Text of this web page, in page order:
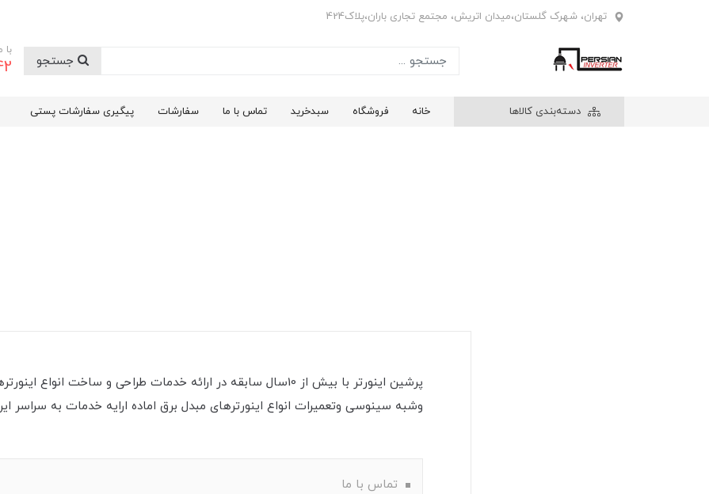
تهران، شهرک گلستان،میدان اتریش، مجتمع تجاری باران،پلاک424
با
دسته‌بندی کالاها خانه فروشگاه سبدخرید تماس با ما سفارشات پیگیری سفارشات پستی
پرشین اینورتر با بیش از 10سال سابقه در ارائه خدمات طراحی و ساخت انواع
وشبه سینوسی وتعمیرات انواع اینورترهای مبدل برق اماده ارایه خدمات به سراسر
تماس با ما